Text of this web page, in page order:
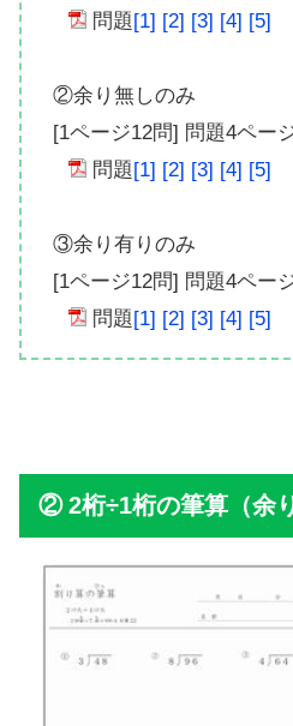
問題[1] [2] [3] [4] [5]
②余り無しのみ
[1ページ12問] 問題4ペー
問題[1] [2] [3] [4] [5]
③余り有りのみ
[1ページ12問] 問題4ペー
問題[1] [2] [3] [4] [5]
2桁÷1桁の筆算（余